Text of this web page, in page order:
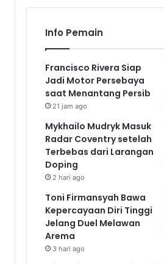
Info Pemain
Francisco Rivera Siap
Jadi Motor Persebaya
saat Menantang Persib
21 jam ago
Mykhailo Mudryk Masuk
Radar Coventry setelah
Terbebas dari Larangan
Doping
2 hari ago
Toni Firmansyah Bawa
Kepercayaan Diri Tinggi
Jelang Duel Melawan
Arema
3 hari ago